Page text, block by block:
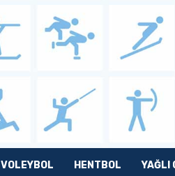
VOLEYBOL HENTBOL YAĞLI